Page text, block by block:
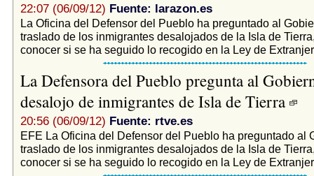
22:07 (06/09/12) Fuente: larazon.es
La Oficina del Defensor del Pueblo ha preguntado al
traslado de los inmigrantes desalojados de la Isla de
conocer si se ha seguido lo recogido en la Ley de
La Defensora del Pueblo pregunta al
desalojo de inmigrantes de Isla de Tierra
20:56 (06/09/12) Fuente: rtve.es
EFE La Oficina del Defensor del Pueblo ha preguntado al
traslado de los inmigrantes desalojados de la Isla de
conocer si se ha seguido lo recogido en la Ley de